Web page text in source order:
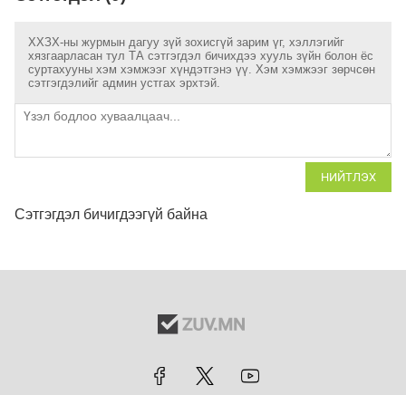
ХХЗХ-ны журмын дагуу зүй зохисгүй зарим үг, хэллэгийг
хязгаарласан тул ТА сэтгэгдэл бичихдээ хууль зүйн болон ёс
суртахууны хэм хэмжээг хүндэтгэнэ үү. Хэм хэмжээг зөрчсөн
сэтгэгдэлийг админ устгах эрхтэй.
НИЙТЛЭХ
Сэтгэгдэл бичигдээгүй байна